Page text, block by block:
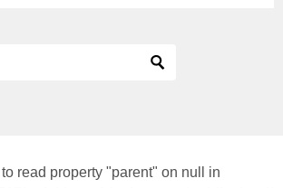
to read property "parent" on null in